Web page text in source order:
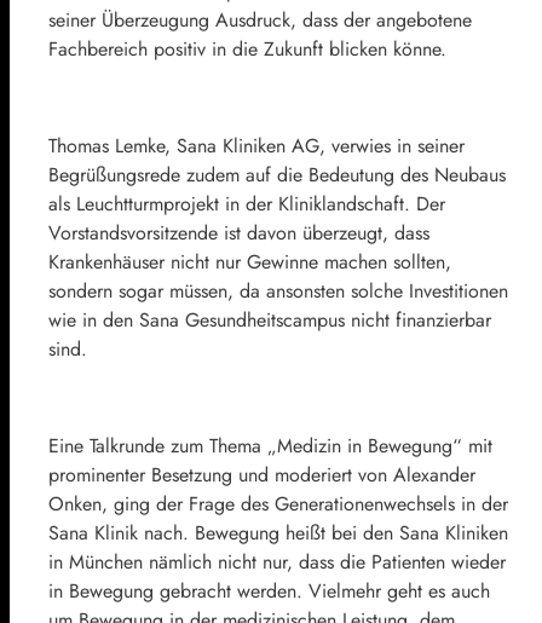
seiner Überzeugung Ausdruck, dass der angebotene
Fachbereich positiv in die Zukunft blicken könne.
Thomas Lemke, Sana Kliniken AG, verwies in seiner
Begrüßungsrede zudem auf die Bedeutung des Neubaus
als Leuchtturmprojekt in der Kliniklandschaft. Der
Vorstandsvorsitzende ist davon überzeugt, dass
Krankenhäuser nicht nur Gewinne machen sollten,
sondern sogar müssen, da ansonsten solche Investitionen
wie in den Sana Gesundheitscampus nicht finanzierbar
sind.
Eine Talkrunde zum Thema „Medizin in Bewegung“ mit
prominenter Besetzung und moderiert von Alexander
Onken, ging der Frage des Generationenwechsels in der
Sana Klinik nach. Bewegung heißt bei den Sana Kliniken
in München nämlich nicht nur, dass die Patienten wieder
in Bewegung gebracht werden. Vielmehr geht es auch